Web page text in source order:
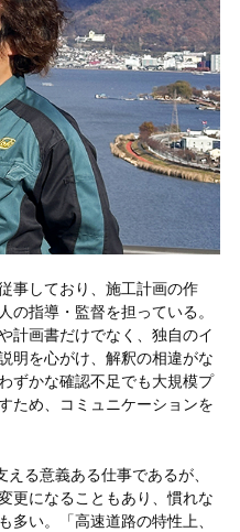
事しており、施工計画の作
の指導・監督を担っている。
計画書だけでなく、独自のイ
明を心がけ、解釈の相違がな
ずかな確認不足でも大規模プ
ため、コミュニケーションを
る意義ある仕事であるが、
更になることもあり、慣れな
多い。「高速道路の特性上、